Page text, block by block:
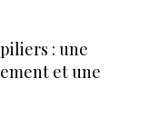
: une
et une